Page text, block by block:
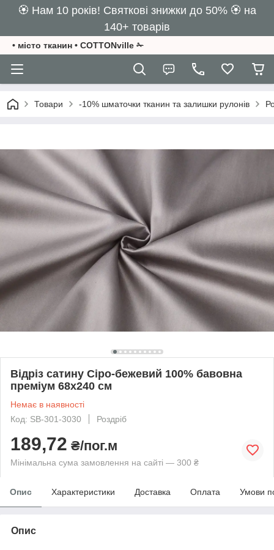
🏵️ Нам 10 років! Святкові знижки до 50% 🏵️ на
140+ товарів
• місто тканин • COTTONville ✁
Товари -10% шматочки тканин та залишки рулонів
Відріз сатину Сіро-бежевий 100% бавовна
преміум 68х240 см
Немає в наявності
Код: SB-301-3030
Роздріб
189,72 ₴/пог.м
Мінімальна сума замовлення на сайті — 300 ₴
Опис Характеристики Доставка Оплата Умови
Опис